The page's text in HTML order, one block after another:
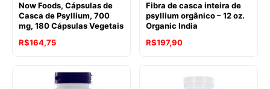
Now Foods, Cápsulas de
Casca de Psyllium, 700
mg, 180 Cápsulas Vegetais
R$164,75
Fibra de casca inteira de
psyllium orgânico – 12 oz.
Organic India
R$197,90